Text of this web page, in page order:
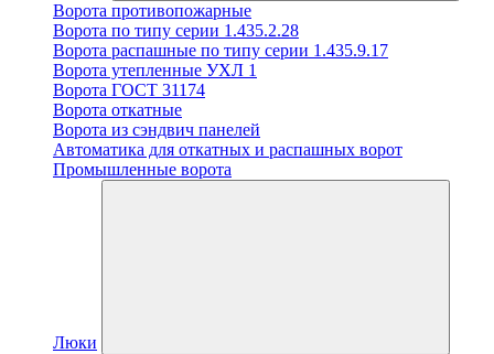
Ворота противопожарные
Ворота по типу серии 1.435.2.28
Ворота распашные по типу серии 1.435.9.17
Ворота утепленные УХЛ 1
Ворота ГОСТ 31174
Ворота откатные
Ворота из сэндвич панелей
Автоматика для откатных и распашных ворот
Промышленные ворота
Люки